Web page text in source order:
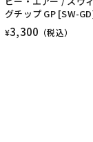
グチップ GP [SW-
¥3,300 （税込）